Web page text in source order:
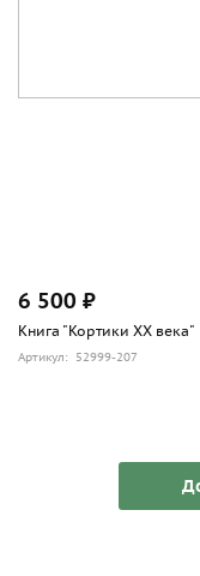
6 500 ₽
Книга "Кортики ХХ века"
Артикул: 52999-207